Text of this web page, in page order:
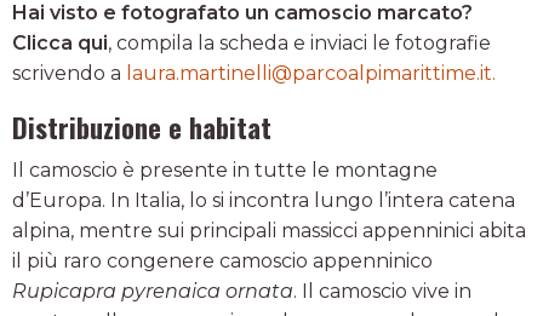
Hai visto e fotografato un camoscio marcato?
Clicca qui, compila la scheda e inviaci le fotografie
scrivendo a laura.martinelli@parcoalpimarittime.it.
Distribuzione e habitat
Il camoscio è presente in tutte le montagne
d’Europa. In Italia, lo si incontra lungo l’intera catena
alpina, mentre sui principali massicci appenninici abita
il più raro congenere camoscio appenninico
Rupicapra pyrenaica ornata. Il camoscio vive in